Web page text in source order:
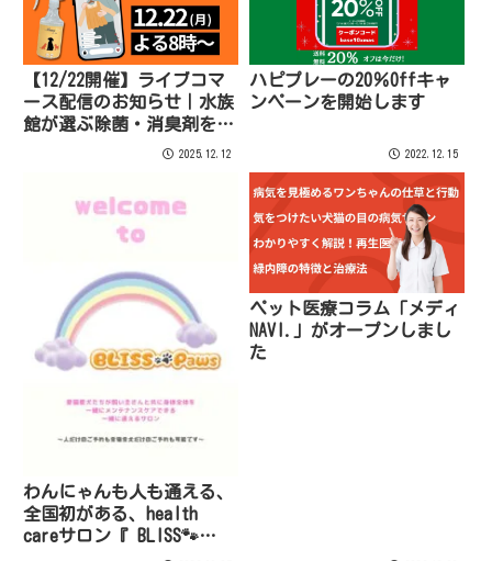
【12/22開催】ライブコマ
ース配信のお知らせ｜水族
館が選ぶ除菌・消臭剤をリ
2025.12.12
ハピプレーの20％Offキャ
ンペーンを開始します
2022.12.15
わんにゃんも人も通える、
全国初がある、health
careサロン『 BLISS🐾
ペット医療コラム「メディ
NAVI.」がオープンしまし
た